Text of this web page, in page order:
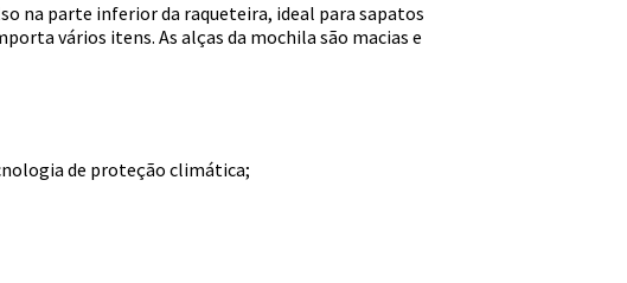
na parte inferior da raqueteira, ideal para sapatos
vários itens. As alças da mochila são macias e
de proteção climática;